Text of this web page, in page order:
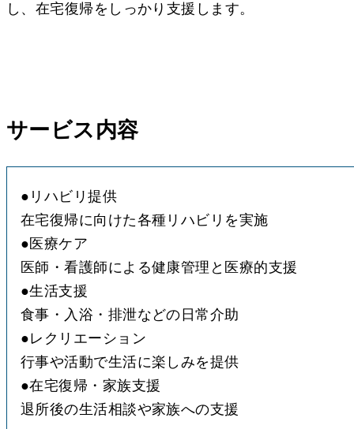
し、在宅復帰をしっかり支援します。
サービス内容
● リハビリ提供
●医療ケア
●生活支援
●レクリエーション
●在宅復帰・家族支援
退所後の生活相談や家族への支援